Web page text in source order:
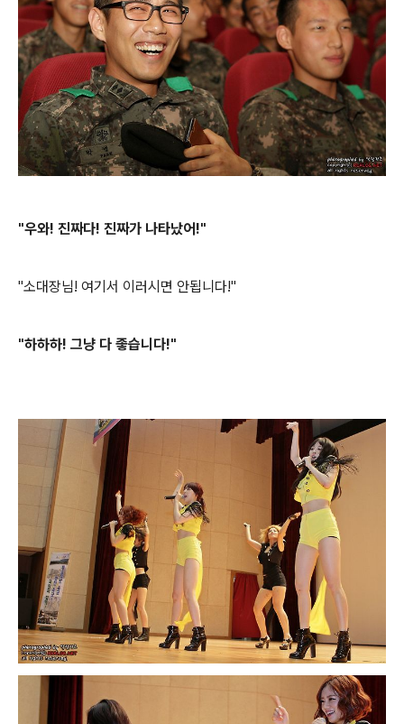
"우와! 진짜다! 진짜가 나타났어!"
"소대장님! 여기서 이러시면 안됩니다!"
"하하하! 그냥 다 좋습니다!"